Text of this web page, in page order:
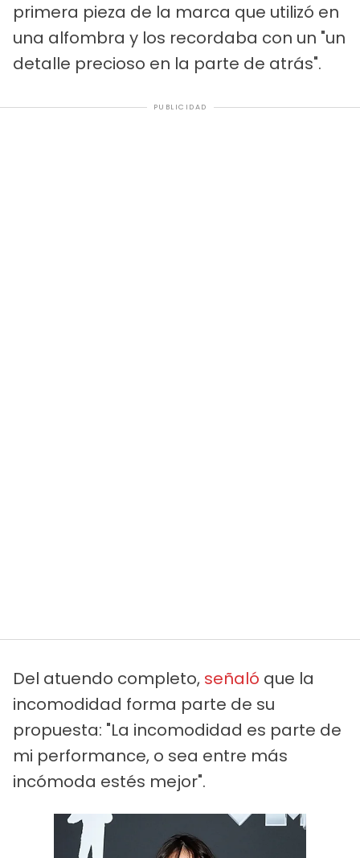
primera pieza de la marca que utilizó en
una alfombra y los recordaba con un "un
detalle precioso en la parte de atrás".
PUBLICIDAD
Del atuendo completo, señaló que la
incomodidad forma parte de su
propuesta: "La incomodidad es parte de
mi performance, o sea entre más
incómoda estés mejor".